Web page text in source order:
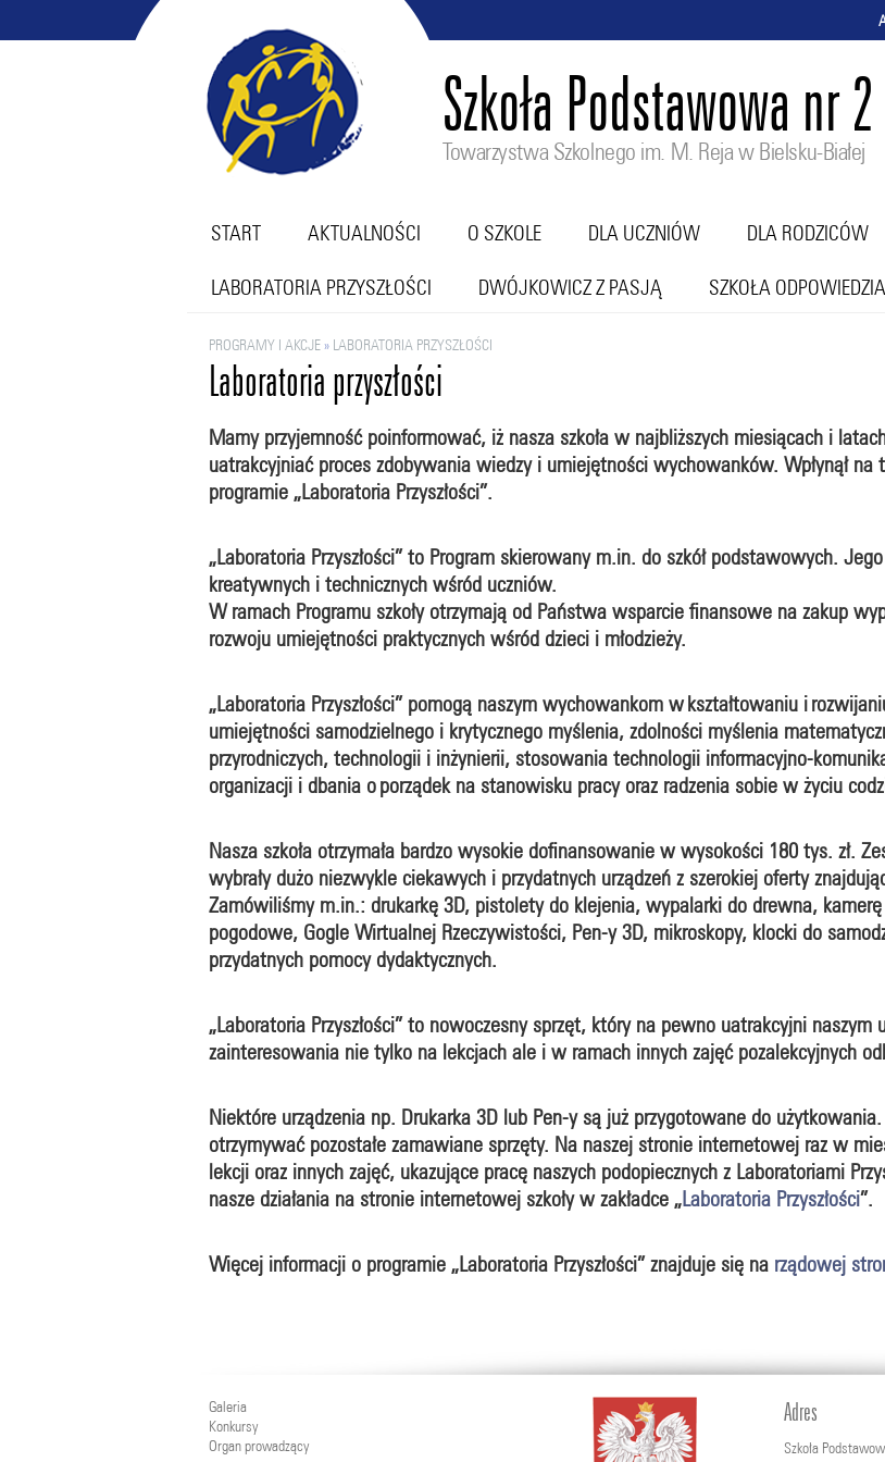
Szkoła Podstawowa nr 2
Towarzystwa Szkolnego im. M. Reja w Bielsku-Białej
START AKTUALNOŚCI O SZKOLE DLA UCZNIÓW DLA RODZICÓW
LABORATORIA PRZYSZŁOŚCI DWÓJKOWICZ Z PASJĄ SZKOŁA
Laboratoria przyszłości
PROGRAMY I AKCJE» LABORATORIA PRZYSZŁOŚCI
Mamy przyjemność poinformować, iż nasza szkoła w najbliższych miesiącach i
uatrakcyjniać proces zdobywania wiedzy i umiejętności wychowanków. Wpłynął na
programie „Laboratoria Przyszłości”.
„Laboratoria Przyszłości” to Program skierowany m.in. do szkół podstawowych.
kreatywnych i technicznych wśród uczniów.
W ramach Programu szkoły otrzymają od Państwa wsparcie finansowe na zakup
rozwoju umiejętności praktycznych wśród dzieci i młodzieży.
„Laboratoria Przyszłości” pomogą naszym wychowankom w kształtowaniu i
umiejętności samodzielnego i krytycznego myślenia, zdolności myślenia
przyrodniczych, technologii i inżynierii, stosowania technologii informacyjno-
organizacji i dbania o porządek na stanowisku pracy oraz radzenia sobie w życiu
Nasza szkoła otrzymała bardzo wysokie dofinansowanie w wysokości 180 tys. zł.
wybrały dużo niezwykle ciekawych i przydatnych urządzeń z szerokiej oferty
Zamówiliśmy m.in.: drukarkę 3D, pistolety do klejenia, wypalarki do drewna,
pogodowe, Gogle Wirtualnej Rzeczywistości, Pen-y 3D, mikroskopy, klocki do
przydatnych pomocy dydaktycznych.
„Laboratoria Przyszłości” to nowoczesny sprzęt, który na pewno uatrakcyjni
zainteresowania nie tylko na lekcjach ale i w ramach innych zajęć pozalekcyjnych
Niektóre urządzenia np. Drukarka 3D lub Pen-y są już przygotowane do
otrzymywać pozostałe zamawiane sprzęty. Na naszej stronie internetowej raz w
lekcji oraz innych zajęć, ukazujące pracę naszych podopiecznych z Laboratoriami
nasze działania na stronie internetowej szkoły w zakładce „Laboratoria Przyszłości”.
Więcej informacji o programie „Laboratoria Przyszłości” znajduje się na rządowej
Galeria
Konkursy
Organ prowadzący
Adres
Szkoła